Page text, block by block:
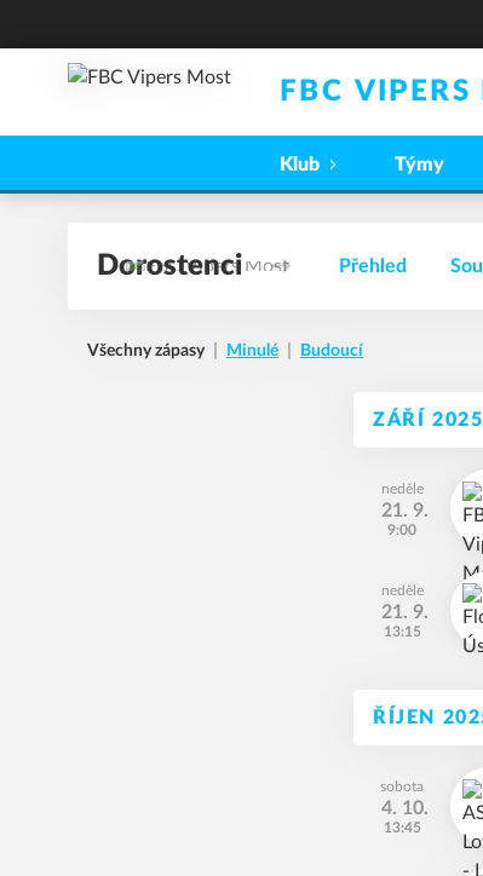
FBC VIPERS
Klub Týmy
Dorostenci Přehled
Všechny zápasy Minulé Budoucí
ZÁŘÍ 2025
neděle
21. 9.
9:00
neděle
21. 9.
13:15
ŘÍJEN
sobota
4. 10.
13:45